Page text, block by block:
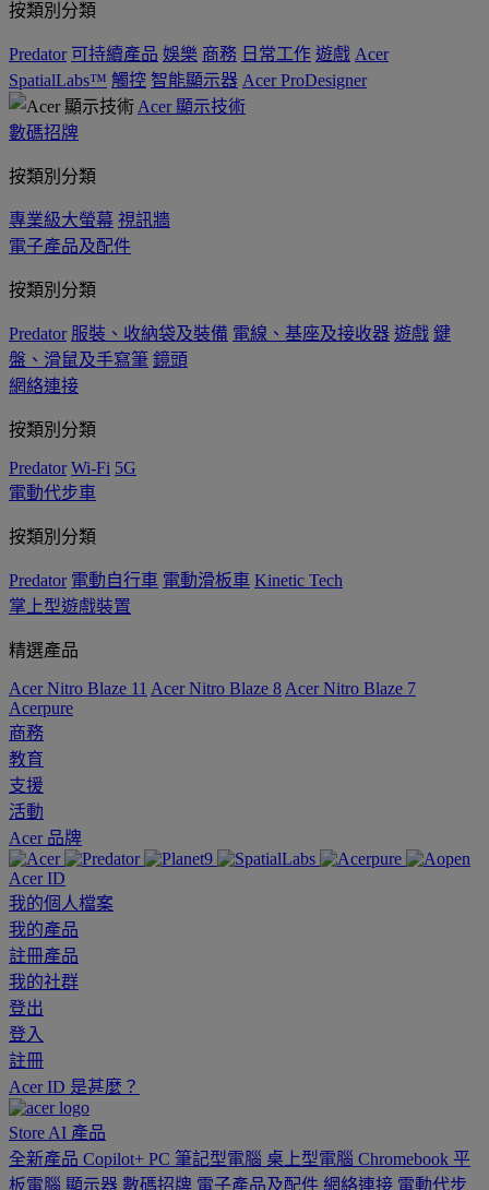
按類別分類
Predator 可持續產品 娛樂 商務 日常工作 遊戲 Acer
SpatialLabs™ 觸控 智能顯示器 Acer ProDesigner
Acer 顯示技術
數碼招牌
按類別分類
專業級大螢幕 視訊牆
電子產品及配件
按類別分類
Predator 服裝、收納袋及裝備 電線、基座及接收器 遊戲 鍵
盤、滑鼠及手寫筆 鏡頭
網絡連接
按類別分類
Predator Wi-Fi 5G
電動代步車
按類別分類
Predator 電動自行車 電動滑板車 Kinetic Tech
掌上型遊戲裝置
精選產品
Acer Nitro Blaze 11 Acer Nitro Blaze 8 Acer Nitro Blaze 7
Acerpure
商務
教育
支援
活動
Acer 品牌
Acer ID
我的個人檔案
我的產品
註冊產品
我的社群
登出
登入
註冊
Acer ID 是甚麼？
Store AI 產品
全新產品 Copilot+ PC 筆記型電腦 桌上型電腦 Chromebook 平
板電腦 顯示器 數碼招牌 電子產品及配件 網絡連接 電動代步